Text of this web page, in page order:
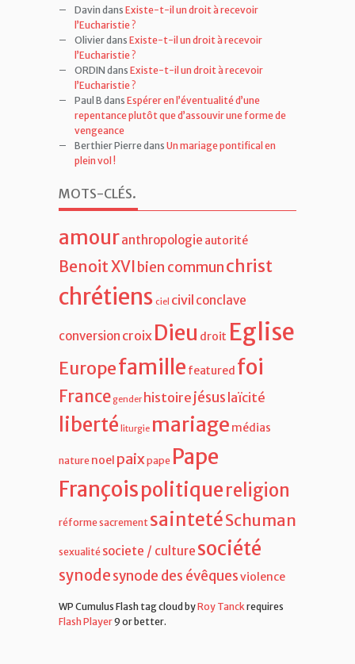
Davin dans Existe-t-il un droit à recevoir
l’Eucharistie ?
Olivierdans Existe-t-il un droit à recevoir
l’Eucharistie ?
ORDIN dans Existe-t-il un droit à recevoir
l’Eucharistie ?
Paul B dans Espérer en l’éventualité d’une
repentance plutôt que d’assouvir une forme de
vengeance
Berthier Pierredans Un mariage pontifical en
plein vol !
MOTS-CLÉS.
amouranthropologie autorité
Benoit XVI bien communchrist
chrétiens ciel civil conclave
conversion croix Dieu droit Eglise
Europefamille featured foi
Francegender histoire jésus laïcité
liberté liturgie mariage médias
nature noel paixpape Pape
Françoispolitiquereligion
réformesacrement saintetéSchuman
sexualité societe / culture société
synodesynode des évêquesviolence
WP Cumulus Flash tag cloud byRoy Tanckrequires
Flash Player9 or better.